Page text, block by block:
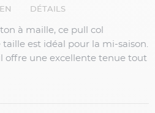
DÉTAILS
à maille, ce pull col
taille est idéal pour la mi-saison.
offre une excellente tenue tout
pour un style casual